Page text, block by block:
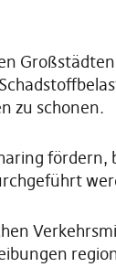
zu schonen.